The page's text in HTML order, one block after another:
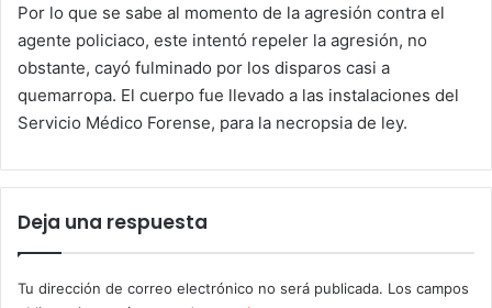
Por lo que se sabe al momento de la agresión contra el
agente policiaco, este intentó repeler la agresión, no
obstante, cayó fulminado por los disparos casi a
quemarropa. El cuerpo fue llevado a las instalaciones del
Servicio Médico Forense, para la necropsia de ley.
Deja una respuesta
Tu dirección de correo electrónico no será publicada. Los campos